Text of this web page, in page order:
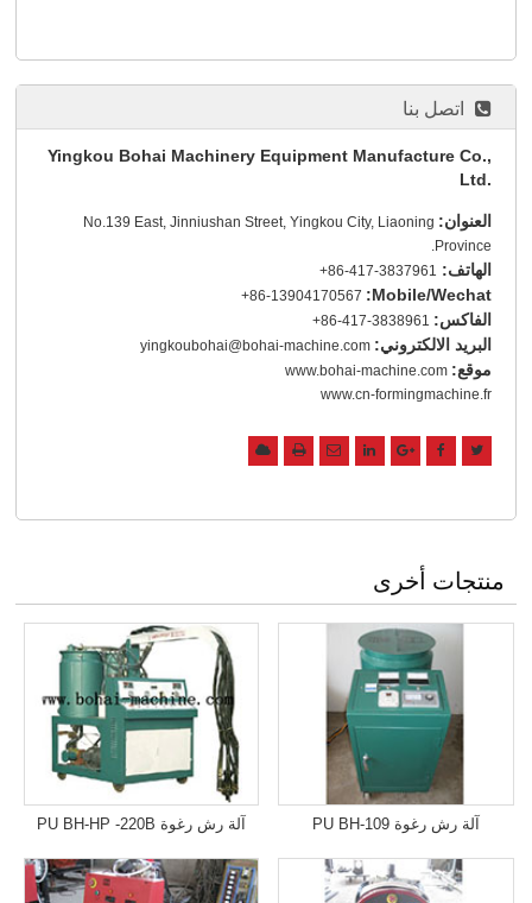
اتصل بنا
Yingkou Bohai Machinery Equipment Manufacture Co.,
Ltd.
العنوان: No.139 East, Jinniushan Street, Yingkou City, Liaoning
Province.
الهاتف: +86-417-3837961
Mobile/Wechat:
+86-13904170567
الفاكس: +86-417-3838961
البريد الالكتروني: yingkoubohai@bohai-machine.com
موقع: www.bohai-machine.com
www.cn-formingmachine.fr
منتجات أخرى
آلة رش رغوة PU BH-109 آلة رش رغوة PU BH-HP -220B